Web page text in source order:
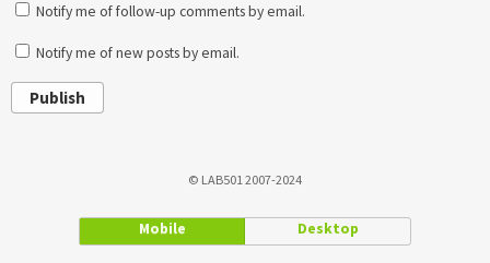
Notify me of follow-up comments by email.
Notify me of new posts by email.
Publish
© LAB501 2007-2024
Mobile Desktop